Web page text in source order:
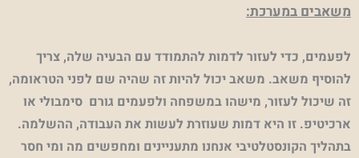
משאבים במערכת:
לפעמים, כדי לעזור לדמות להתמודד עם הבעיה שלה, צריך
להוסיף משאב. משאב יכול להיות זה שהיה שם לפני הטראומה,
זה שיכול לעזור, מישהו במשפחה ולפעמים גורם סימבולי או
ארכיטיפ. זו היא דמות שעוזרת לעשות את העבודה, ההשלמה.
בתהליך הקונסטלטיבי אנחנו מתעניינים ומחפשים מה ומי חסר